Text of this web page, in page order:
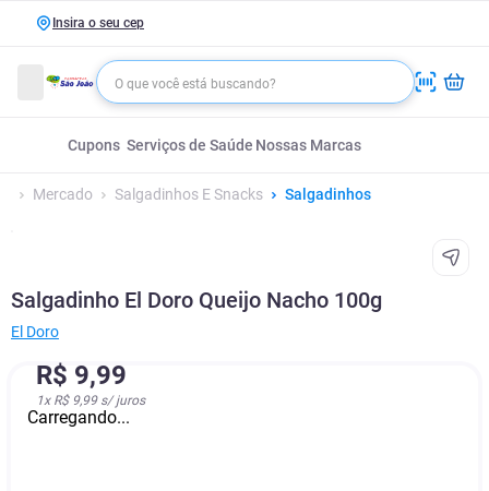
Insira o seu cep
Cupons Serviços de Saúde Nossas Marcas
Mercado Salgadinhos E Snacks Salgadinhos
Salgadinho El Doro Queijo Nacho 100g
El Doro
R$ 9,99
1x R$ 9,99s/ juros
Carregando...